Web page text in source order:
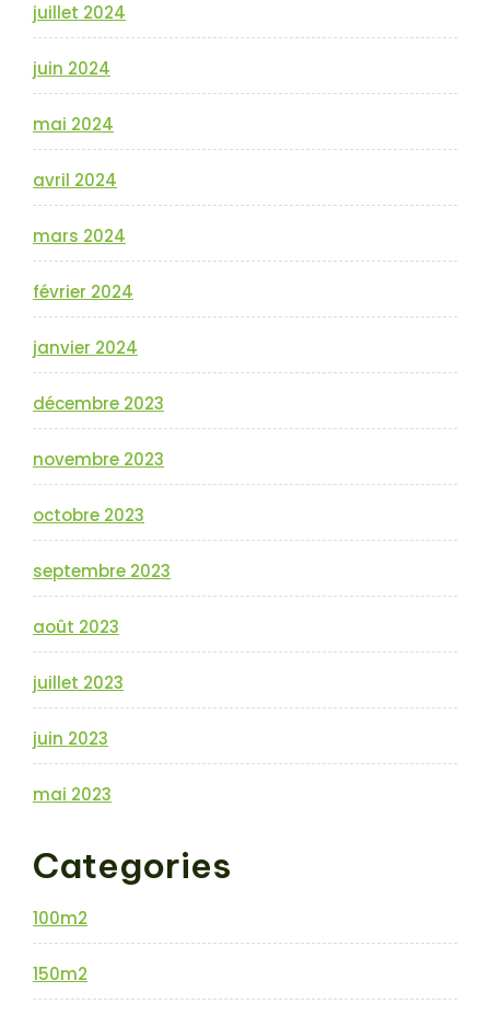
juillet 2024
juin 2024
mai 2024
avril 2024
mars 2024
février 2024
janvier 2024
décembre 2023
novembre 2023
octobre 2023
septembre 2023
août 2023
juillet 2023
juin 2023
mai 2023
Categories
100m2
150m2